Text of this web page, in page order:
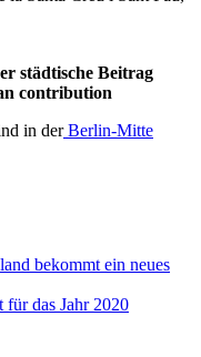
städtische Beitrag
contribution
in derBerlin-Mitte
bekommt ein neues
das Jahr 2020